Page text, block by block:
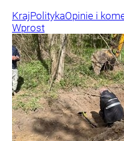
KrajPolitykaOpinie i
Wprost